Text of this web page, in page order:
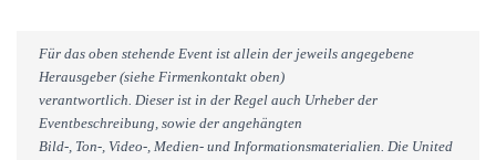
Für das oben stehende Event ist allein der jeweils angegebene
Herausgeber (siehe Firmenkontakt oben)
verantwortlich. Dieser ist in der Regel auch Urheber der
Eventbeschreibung, sowie der angehängten
Bild-, Ton-, Video-, Medien- und Informationsmaterialien. Die United